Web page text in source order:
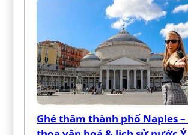
Ghé thăm thành phố Naples